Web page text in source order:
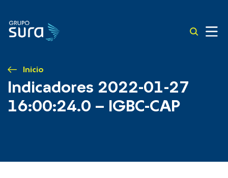
Inicio
Indicadores 2022-01-27
16:00:24.0 – IGBC-CAP